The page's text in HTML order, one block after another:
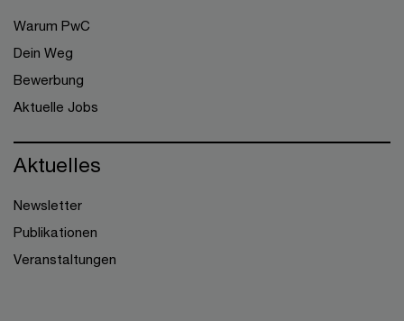
Warum PwC
Dein Weg
Bewerbung
Aktuelle Jobs
Aktuelles
Newsletter
Publikationen
Veranstaltungen